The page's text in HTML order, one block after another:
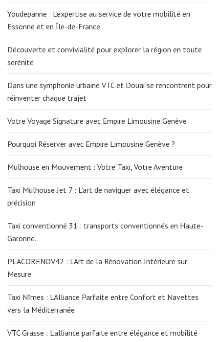
Youdepanne : L’expertise au service de votre mobilité en
Essonne et en Île-de-France
Découverte et convivialité pour explorer la région en toute
sérénité
Dans une symphonie urbaine VTC et Douai se rencontrent pour
réinventer chaque trajet
Votre Voyage Signature avec Empire Limousine Genève
Pourquoi Réserver avec Empire Limousine Genève ?
Mulhouse en Mouvement : Votre Taxi, Votre Aventure
Taxi Mulhouse Jet 7 : L’art de naviguer avec élégance et
précision
Taxi conventionné 31 : transports conventionnés en Haute-
Garonne.
PLACORENOV42 : L’Art de la Rénovation Intérieure sur
Mesure
Taxi Nîmes : L’Alliance Parfaite entre Confort et Navettes
vers la Méditerranée
VTC Grasse : L’alliance parfaite entre élégance et mobilité